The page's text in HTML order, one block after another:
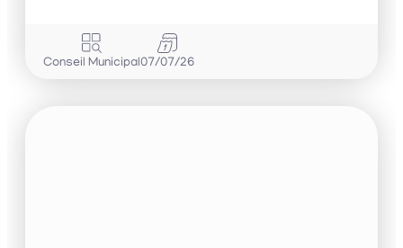
Conseil Municipal07/07/26